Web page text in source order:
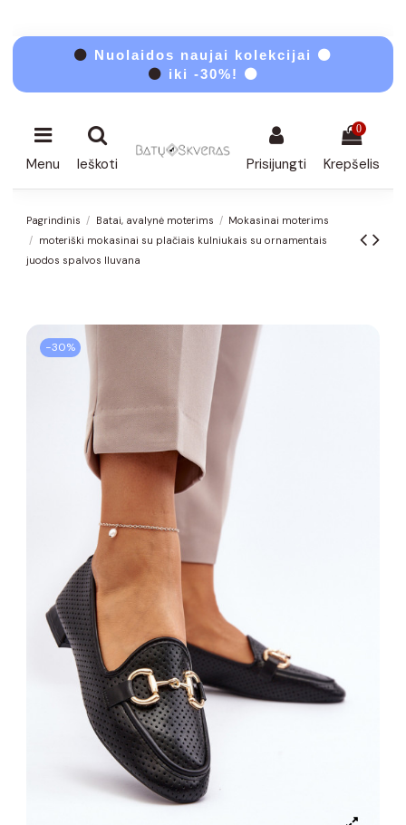
⚫ Nuolaidos naujai kolekcijai ⚫
⚫ iki -30%! ⚫
Menu Ieškoti Prisijungti
0
Krepšelis
Pagrindinis Batai, avalynė moterims
Mokasinai moterims
moteriški mokasinai su plačiais kulniukais su ornamentais
juodos spalvos Iluvana
−30%